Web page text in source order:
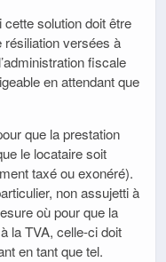
solution doit être
résiliation versées à
fiscale
en attendant que
que la prestation
le locataire soit
taxé ou exonéré).
non assujetti à
où pour que la
la TVA, celle-ci doit
en tant que tel.